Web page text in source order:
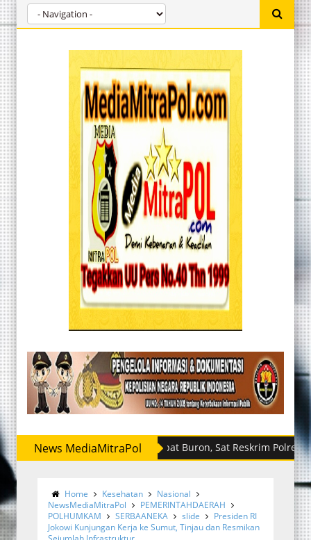
News MediaMitraPolSempat Buron, Sat Reskrim Polres Sergai
Home Kesehatan
Nasional
NewsMediaMitraPol
PEMERINTAHDAERAH
POLHUMKAM
SERBAANEKA slide
Presiden RI
Jokowi Kunjungan Kerja ke Sumut, Tinjau dan Resmikan